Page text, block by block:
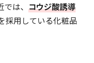
は、 コウジ酸誘導
採用している化粧品